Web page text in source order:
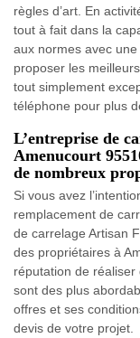
règles d’art. En
tout à fait dans la
aux normes avec
proposer les
tout simplement
téléphone pour plus
L’entreprise de
Amenucourt
de nombreux
Si vous avez
remplacement de
de carrelage Artisan
des propriétaires à
réputation de
sont des plus
offres et ses
devis de votre projet.